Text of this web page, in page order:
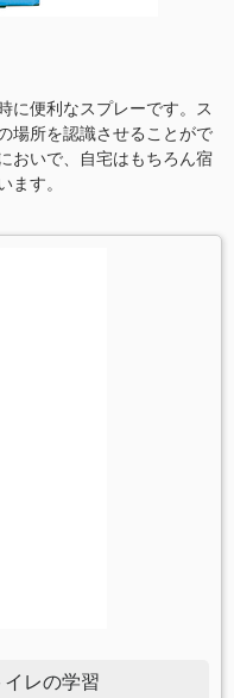
に便利なスプレーです。ス
場所を認識させることがで
おいで、自宅はもちろん宿
ます。
レの学習